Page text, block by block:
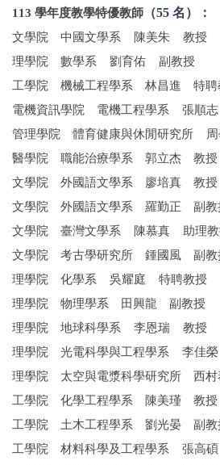
113 學年度教學特優教師 （55 名）：
文學院 中國文學系 陳美朱 教授
理學院 數學系 劉育佑 副教授
工學院 機械工程學系 林昌進 特聘
電機資訊學院 電機工程學系 張順
管理學院 體育健康與休閒研究所
醫學院 職能治療學系 郭立杰 教授
文學院 外國語文學系 廖培真 教授
文學院 外國語文學系 羅勤正 副教
文學院 臺灣文學系 陳慕真 助理教
文學院 考古學研究所 鍾國風 副教
理學院 化學系 吳耀庭 特聘教授
理學院 物理學系 田興龍 副教授
理學院 地球科學系 李恩瑞 教授
理學院 光電科學與工程學系 李佳
理學院 太空與電漿科學研究所 西
工學院 化學工程學系 陳美瑾 教授
工學院 土木工程學系 劉光晏 副教
工學院 材料科學及工程學系 張高